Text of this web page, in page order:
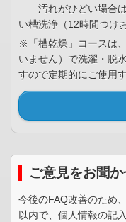
汚れがひどい場合は
い槽洗浄（12時間つけ
※「槽乾燥」コースは
いません）で洗濯・脱
すので定期的にご使用
ご意見をお聞
今後のFAQ改善のため
以内で、個人情報の記